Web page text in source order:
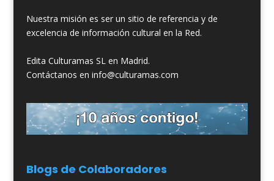
Nuestra misión es ser un sitio de referencia y de
excelencia de información cultural en la Red.
Edita Culturamas SL en Madrid.
Contáctanos en info@culturamas.com
Blogs de Colaboradores